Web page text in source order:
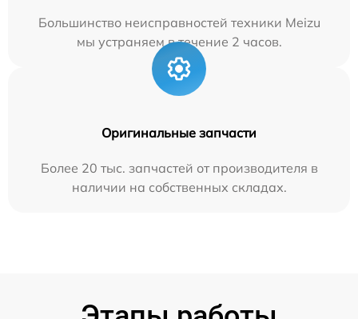
Большинство неисправностей техники Meizu
мы устраняем в течение 2 часов.
Оригинальные запчасти
Более 20 тыс. запчастей от производителя в
наличии на собственных складах.